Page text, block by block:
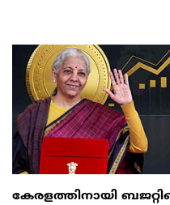
കേരളത്തിനായി